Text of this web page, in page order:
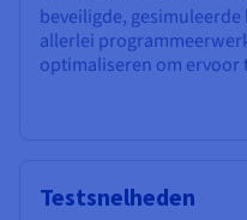
beveiligde,
allerlei
optimaliseren om ervoor
Testsnelheden